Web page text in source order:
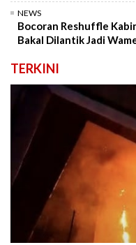
NEWS
Bocoran Reshuffle
Bakal Dilantik Jadi
TERKINI